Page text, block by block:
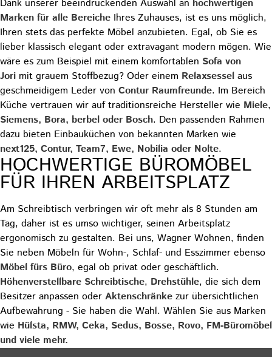
Dank unserer beeindruckenden Auswahl an hochwertigen
Marken für alle Bereiche Ihres Zuhauses, ist es uns möglich,
Ihren stets das perfekte Möbel anzubieten. Egal, ob Sie es
lieber klassisch elegant oder extravagant modern mögen. Wie
wäre es zum Beispiel mit einem komfortablen Sofa von
Jori mit grauem Stoffbezug? Oder einem Relaxsessel aus
geschmeidigem Leder von Contur Raumfreunde. Im Bereich
Küche vertrauen wir auf traditionsreiche Hersteller wie Miele,
Siemens, Bora, berbel oder Bosch. Den passenden Rahmen
dazu bieten Einbauküchen von bekannten Marken wie
next125, Contur, Team7, Ewe, Nobilia oder Nolte.
HOCHWERTIGE BÜROMÖBEL
FÜR IHREN ARBEITSPLATZ
Am Schreibtisch verbringen wir oft mehr als 8 Stunden am
Tag, daher ist es umso wichtiger, seinen Arbeitsplatz
ergonomisch zu gestalten. Bei uns, Wagner Wohnen, finden
Sie neben Möbeln für Wohn-, Schlaf- und Esszimmer ebenso
Möbel fürs Büro, egal ob privat oder geschäftlich.
Höhenverstellbare Schreibtische, Drehstühle, die sich dem
Besitzer anpassen oder Aktenschränke zur übersichtlichen
Aufbewahrung - Sie haben die Wahl. Wählen Sie aus Marken
wie Hülsta, RMW, Ceka, Sedus, Bosse, Rovo, FM-Büromöbel
und viele mehr.